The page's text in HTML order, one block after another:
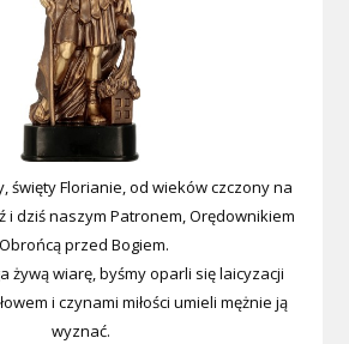
święty Florianie, od wieków czczony na
i dziś naszym Patronem, Orędownikiem
przed Bogiem.
żywą wiarę, byśmy oparli się laicyzacji
i czynami miłości umieli mężnie ją
wyznać.